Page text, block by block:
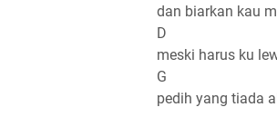
dan biarkan kau
D
meski harus ku
G
pedih yang tiada